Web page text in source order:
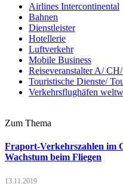
Airlines Intercontinental
Bahnen
Dienstleister
Hotellerie
Luftverkehr
Mobile Business
Reiseveranstalter A/
Touristische Dienste/
Verkehrsflughäfen
Zum Thema
Fraport-Verkehrszahlen im
Wachstum beim Fliegen
13.11.2019